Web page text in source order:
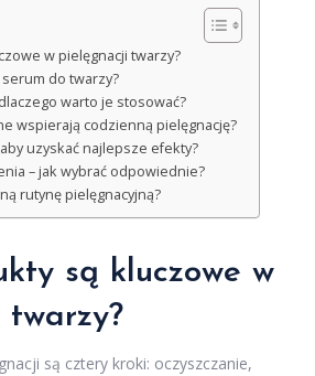
w pielęgnacji twarzy?
do twarzy?
warto je stosować?
wspierają codzienną pielęgnację?
uzyskać najlepsze efekty?
– jak wybrać odpowiednie?
rutynę pielęgnacyjną?
są kluczowe w
są cztery kroki: oczyszczanie,